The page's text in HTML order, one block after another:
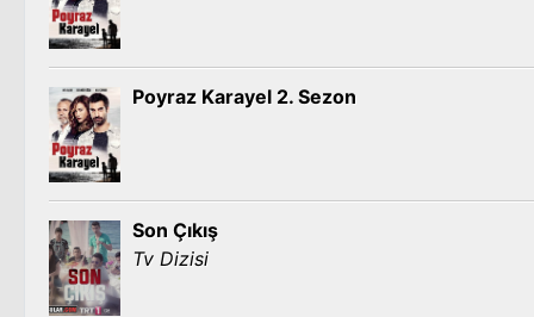
Poyraz Karayel 2. Sezon
Son Çıkış
Tv Dizisi